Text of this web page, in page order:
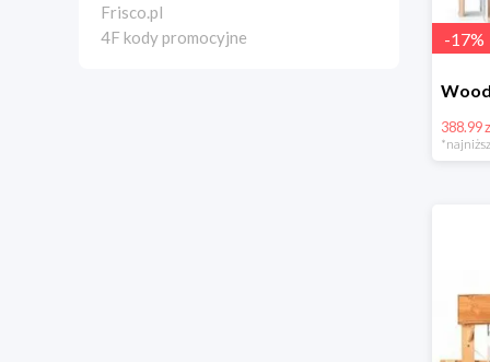
Frisco.pl
4F kody promocyjne
-17%
388.99